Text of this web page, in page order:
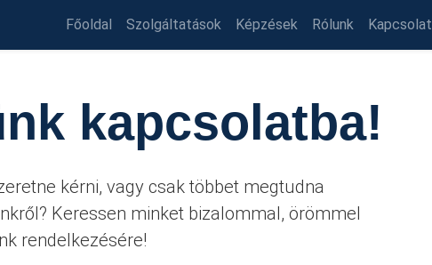
Főoldal Szolgáltatások Képzések Rólunk Kapcsolat
kapcsolatba!
kérni, vagy csak többet megtudna
Keressen minket bizalommal, örömmel
rendelkezésére!